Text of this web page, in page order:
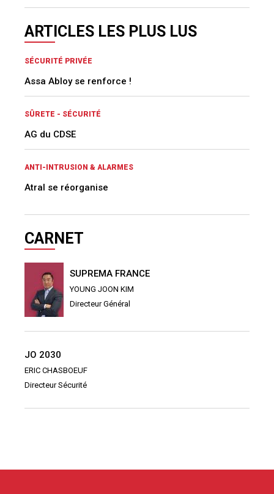
ARTICLES LES PLUS LUS
SÉCURITÉ PRIVÉE
Assa Abloy se renforce !
SÛRETE - SÉCURITÉ
AG du CDSE
ANTI-INTRUSION & ALARMES
Atral se réorganise
CARNET
SUPREMA FRANCE
YOUNG JOON KIM
Directeur Général
JO 2030
ERIC CHASBOEUF
Directeur Sécurité